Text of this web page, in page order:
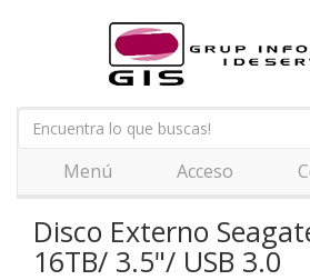
Menú Acceso
Disco Externo
16TB/ 3.5"/ USB 3.0